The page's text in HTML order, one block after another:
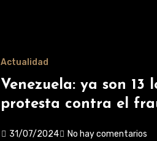
Actualidad
Venezuela: ya son 13
protesta contra el
31/07/2024 No hay comentarios